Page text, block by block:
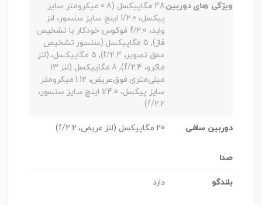
ویژگی های دوربین
48 مگاپیکسل (0.8 میکرومتر سایز
پیکسل، 1/2.0 اینچ سایز سنسور، لنز
واید، f/2.0 فوکوس خودکار با تشخیص
فاز), 5 مگاپیکسل (سنسور تشخیص
عمق تصویر، f/2.4), 5 مگاپیکسل، (لنز
ماکرو، f/2.4), 8 مگاپیکسل (لنز 13
میلی‌متری فوق‌عریض، 1.12 میکرومتر
سایز پیکسل، 1/4.0 اینچ سایز سنسور،
f/2.2)
دوربین سلفی 20 مگاپیکسل (لنز عریض، f/2.2)
صدا
بلندگو دارد